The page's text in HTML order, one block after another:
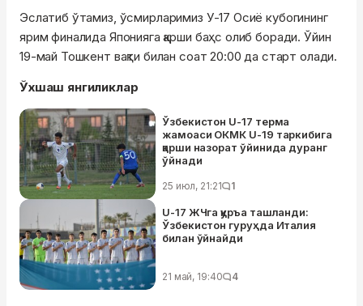
Эслатиб ўтамиз, ўсмирларимиз У-17 Осиё кубогининг
ярим финалида Японияга қарши баҳс олиб боради. Ўйин
19-май Тошкент вақти билан соат 20:00 да старт олади.
Ўхшаш янгиликлар
Ўзбекистон U-17 терма
жамоаси ОКМК U-19 таркибига
қарши назорат ўйинида дуранг
ўйнади
25 июл, 21:21 1
U-17 ЖЧга қуръа ташланди:
Ўзбекистон гуруҳда Италия
билан ўйнайди
21 май, 19:40 4